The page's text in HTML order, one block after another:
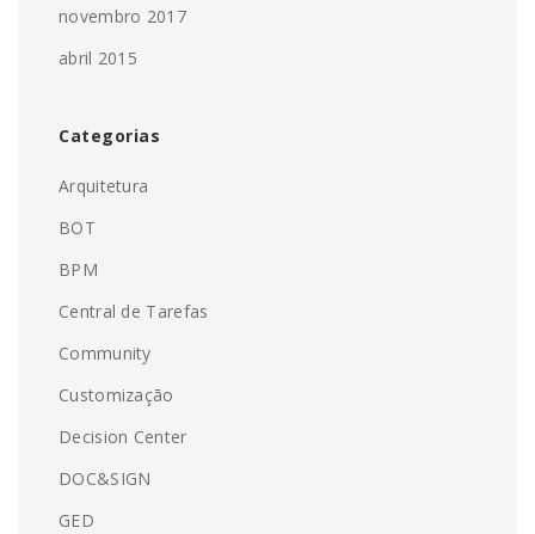
novembro 2017
abril 2015
Categorias
Arquitetura
BOT
BPM
Central de Tarefas
Community
Customização
Decision Center
DOC&SIGN
GED